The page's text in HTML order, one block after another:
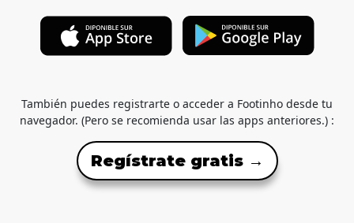
También puedes registrarte o acceder a Footinho desde tu
navegador. (Pero se recomienda usar las apps anteriores.) :
Regístrate gratis →